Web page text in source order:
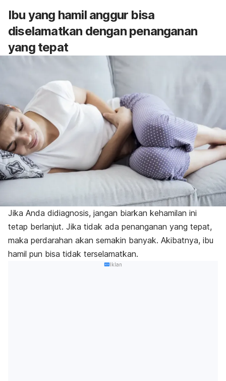
Ibu yang hamil anggur bisa
diselamatkan dengan penanganan
yang tepat
Jika Anda didiagnosis, jangan biarkan kehamilan ini
tetap berlanjut. Jika tidak ada penanganan yang tepat,
maka perdarahan akan semakin banyak. Akibatnya, ibu
hamil pun bisa tidak terselamatkan.
Iklan